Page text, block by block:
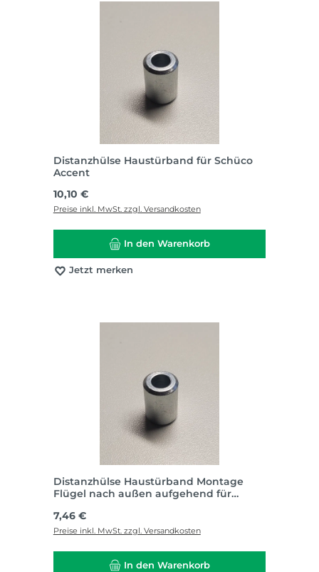
Distanzhülse Haustürband für Schüco
Accent
Regulärer Preis:
10,10 €
Preise inkl. MwSt. zzgl. Versandkosten
In den Warenkorb
Jetzt merken
Distanzhülse Haustürband Montage
Flügel nach außen aufgehend für
Regulärer Preis:
7,46 €
Preise inkl. MwSt. zzgl. Versandkosten
In den Warenkorb